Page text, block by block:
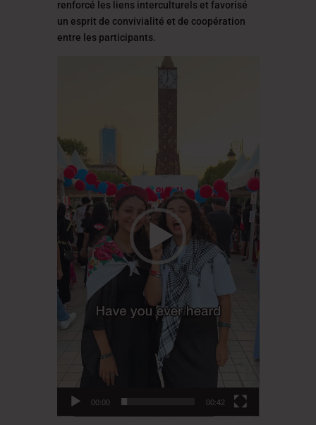
renforcé les liens interculturels et favorisé
un esprit de convivialité et de coopération
entre les participants.
00:00 00:42